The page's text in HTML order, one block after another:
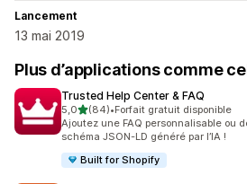
Lancement
13 mai 2019
Plus d’applications comme
Trusted Help Center & FAQ
5,0étoile(s) sur 5
(84)
84 avis au total
•Forfait gratuit disponible
Ajoutez une FAQ personnalisable ou
schéma JSON-LD généré par l’IA !
Built for Shopify